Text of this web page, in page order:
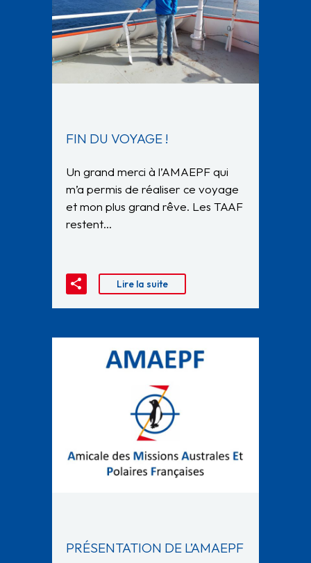
FIN DU VOYAGE !
Un grand merci à l’AMAEPF qui
m’a permis de réaliser ce voyage
et mon plus grand rêve. Les TAAF
restent…
Lire la suite
PRÉSENTATION DE L’AMAEPF